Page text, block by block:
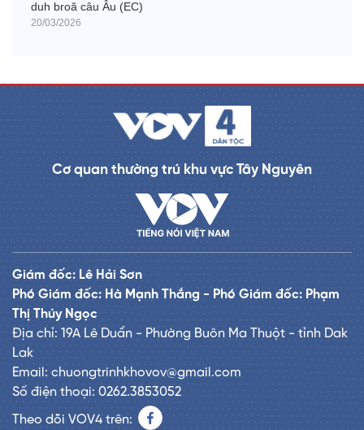
duh broă câu Âu (EC)
20/03/2026
Cơ quan thường trú khu vực Tây Nguyên
Giám đốc: Lê Hải Sơn
Phó Giám đốc: Hà Mạnh Thắng - Phó Giám đốc: Phạm
Thị Thúy Ngọc
Địa chỉ: 19A Lê Duẩn - Phường Buôn Ma Thuột - tỉnh Dak
Lak
Email: chuongtrinhkhovov@gmail.com
Số điện thoại: 0262.3853052
Theo dõi VOV4 trên: